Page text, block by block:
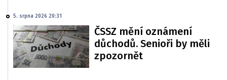
5. srpna 2026 20:31
ČSSZ mění oznámení
důchodů. Senioři by měli
zpozornět